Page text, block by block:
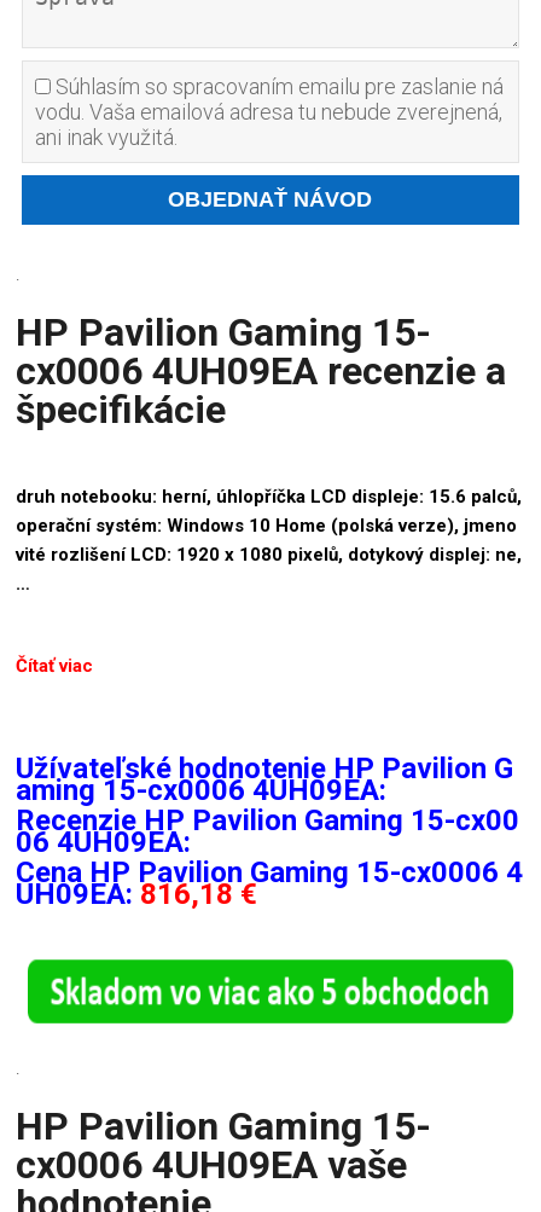
Súhlasím so spracovaním emailu pre zaslanie ná
vodu. Vaša emailová adresa tu nebude zverejnená,
ani inak využitá.
.
HP Pavilion Gaming 15-
cx0006 4UH09EA recenzie a
špecifikácie
druh notebooku: herní, úhlopříčka LCD displeje: 15.6 palců,
operační systém: Windows 10 Home (polská verze), jmeno
vité rozlišení LCD: 1920 x 1080 pixelů, dotykový displej: ne,
…
Čítať viac
Užívateľské hodnotenie HP Pavilion G
aming 15-cx0006 4UH09EA:
Recenzie HP Pavilion Gaming 15-cx00
06 4UH09EA:
Cena HP Pavilion Gaming 15-cx0006 4
UH09EA: 816,18 €
.
HP Pavilion Gaming 15-
cx0006 4UH09EA vaše